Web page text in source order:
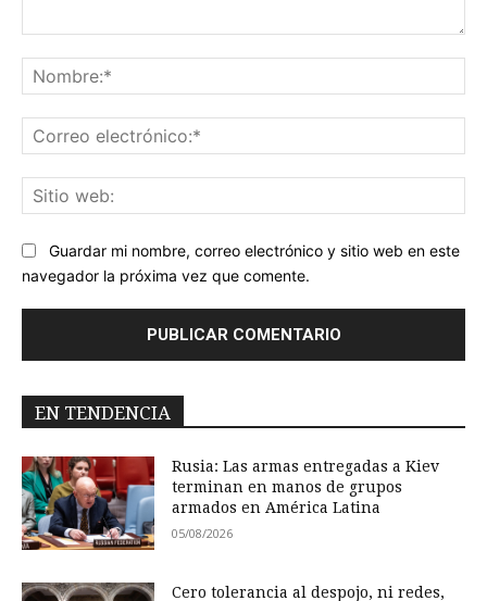
Guardar mi nombre, correo electrónico y sitio web en este
navegador la próxima vez que comente.
EN TENDENCIA
Rusia: Las armas entregadas a Kiev
terminan en manos de grupos
armados en América Latina
05/08/2026
Cero tolerancia al despojo, ni redes,